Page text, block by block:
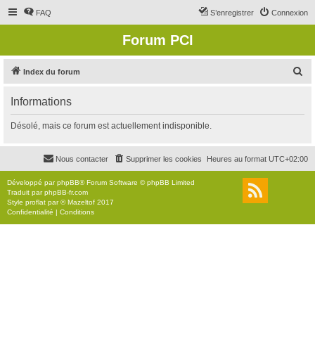
FAQ Connexion
S’enregistrer
Forum PCI
Index du forum
r
c
r
Informations
Désolé, mais ce forum est actuellement indisponible.
Heures au format UTC+02:00
Supprimer les cookies
Nous contacter
Développé parphpBB® Forum Software © phpBB Limited
Traduit parphpBB-fr.com
Style proflat par ©Mazeltof 2017
Confidentialité | Conditions